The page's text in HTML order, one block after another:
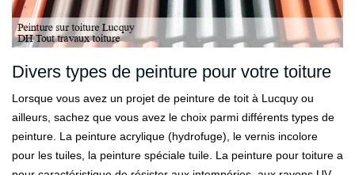
Divers types de peinture pour votre toiture
Lorsque vous avez un projet de peinture de toit à Lucquy ou
ailleurs, sachez que vous avez le choix parmi différents types de
peinture. La peinture acrylique (hydrofuge), le vernis incolore
pour les tuiles, la peinture spéciale tuile. La peinture pour toiture a